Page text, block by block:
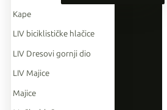
Kape
LIV biciklističke hlačice
LIV Dresovi gornji dio
LIV Majice
Majice